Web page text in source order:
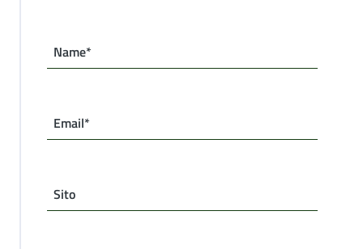
Name*
Email*
Sito